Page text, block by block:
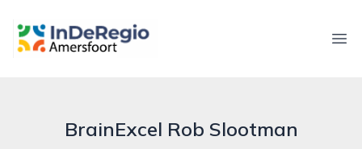
inderegioamersfoort.nl
BrainExcel Rob Slootman